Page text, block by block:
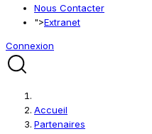
Nous Contacter
">Extranet
Connexion
Accueil
Partenaires